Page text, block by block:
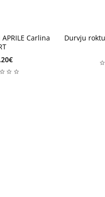
Carlina
Durvju